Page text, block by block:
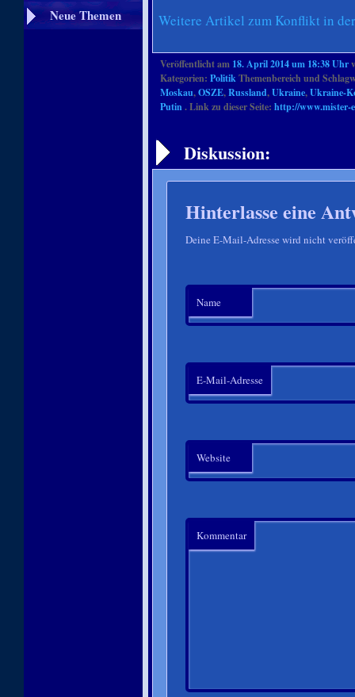
Neue Themen
Weitere Artikel zum Konflikt in
Veröffentlicht am 18. April 2014 um 18:38 Uhr
Kategorien: PolitikThemenbereich und
Moskau,OSZE,Russland,Ukraine,Ukraine-
Putin. Link zu dieser Seite: http://www.mister-
Diskussion:
Hinterlasse eine
Deine E-Mail-Adresse wird nicht
Name
E-Mail-Adresse
Website
Kommentar